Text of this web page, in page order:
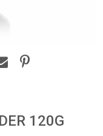
120G